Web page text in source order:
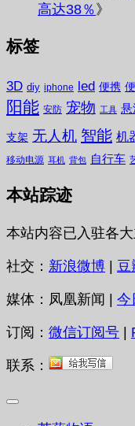
高达38％》
标签
3D diy iphone led 便携
阳能 安防 宠物 工具 悬
支架 无人机 智能 机
移动电源 耳机 背包 自行车
本站踪迹
本站内容已入驻各大
社交： 新浪微博 | 豆
媒体：凤凰新闻 | 今
订阅： 微信订阅号 |
联系：